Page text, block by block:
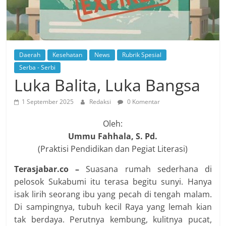
Daerah Kesehatan News
Rubrik Spesial
Serba - Serbi
Luka Balita, Luka Bangsa
1 September 2025 Redaksi 0 Komentar
Oleh:
Ummu Fahhala, S. Pd.
(Praktisi Pendidikan dan Pegiat Literasi)
Terasjabar.co –Suasana rumah sederhana di
pelosok Sukabumi itu terasa begitu sunyi. Hanya
isak lirih seorang ibu yang pecah di tengah malam.
Di sampingnya, tubuh kecil Raya yang lemah kian
tak berdaya. Perutnya kembung, kulitnya pucat,